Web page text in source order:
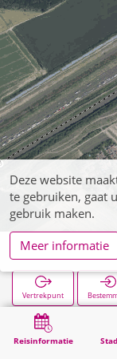
Reisinformatie
Kerpen, P+R
Vertrekpunt
Mobiliteit
Deze website
te gebruiken, gaat
gebruik maken.
Meer informatie